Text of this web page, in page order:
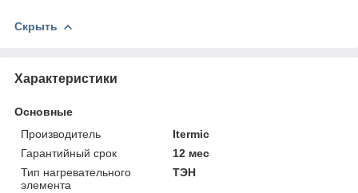
Скрыть
Характеристики
Основные
Производитель
Itermic
Гарантийный срок
12 мес
Тип нагревательного
элемента
ТЭН